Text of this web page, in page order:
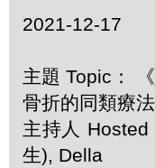
2021-12-17
主題 Topic：
骨折的同類療法
主持人
生), Della